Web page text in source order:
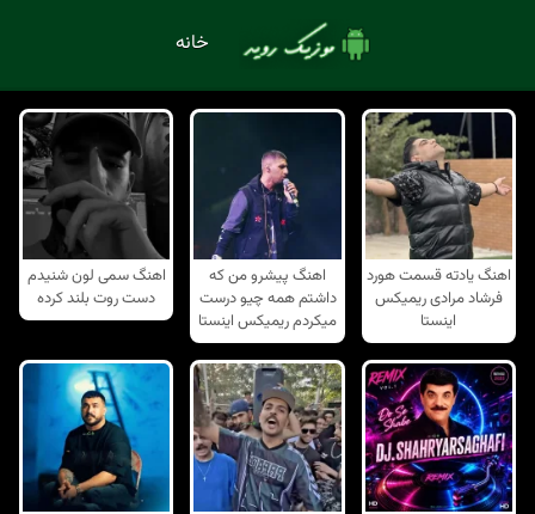
خانه
اهنگ یادته قسمت هورد
فرشاد مرادی ریمیکس
اینستا
اهنگ پیشرو من که
داشتم همه چیو درست
میکردم ریمیکس اینستا
اهنگ سمی لون شنیدم
دست روت بلند کرده